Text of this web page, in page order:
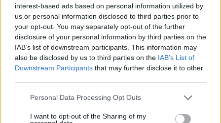
interest-based ads based on personal information utilized by
us or personal information disclosed to third parties prior to
your opt-out. You may separately opt-out of the further
disclosure of your personal information by third parties on the
IAB’s list of downstream participants. This information may
also be disclosed by us to third parties on the IAB’s List of
Downstream Participants that may further disclose it to other
Personal Data Processing Opt Outs
I want to opt-out of the Sharing of my
A rovat további cikkei